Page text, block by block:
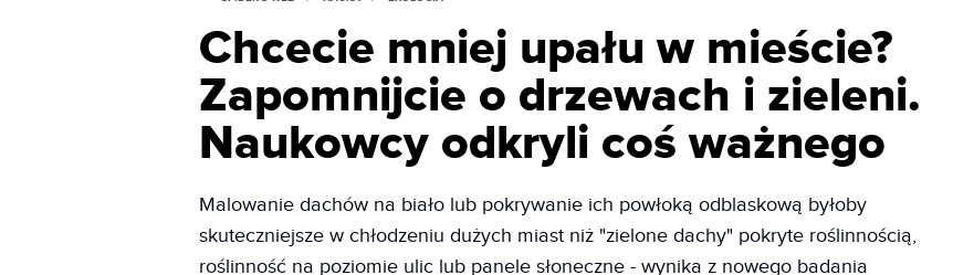
Chcecie mniej upału w mieście?
Zapomnijcie o drzewach i zieleni.
Naukowcy odkryli coś ważnego
Malowanie dachów na biało lub pokrywanie ich powłoką odblaskową byłoby
skuteczniejsze w chłodzeniu dużych miast niż "zielone dachy" pokryte roślinnością,
roślinność na poziomie ulic lub panele słoneczne - wynika z nowego badania